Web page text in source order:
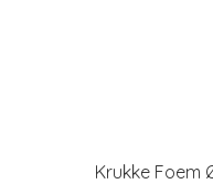
Krukke Foem